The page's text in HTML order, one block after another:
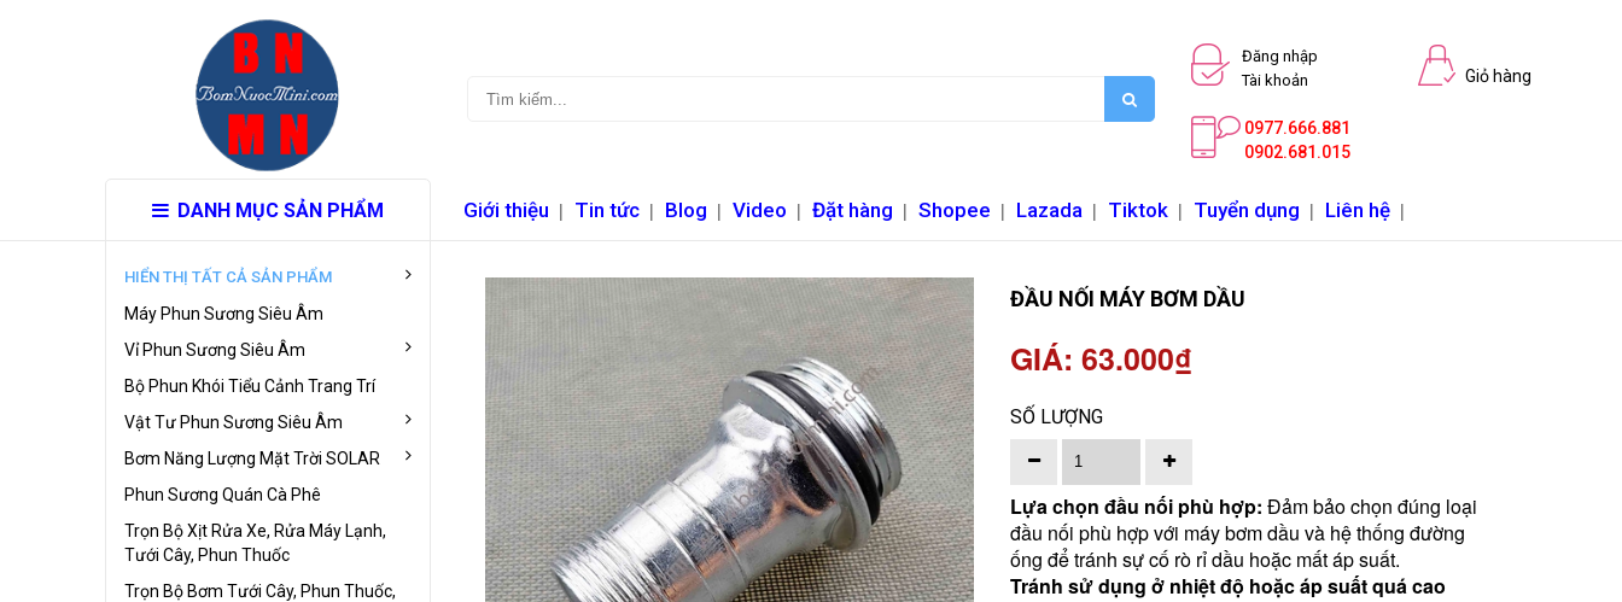
Đăng nhập
Tài khoản
Giỏ hàng
0977.666.881
0902.681.015
DANH MỤC SẢN PHẨM Giới thiệu | Tin tức | Blog | Video | Đặt hàng | Shopee | Lazada | Tiktok | Tuyển dụng | Liên hệ |
HIỂN THỊ TẤT CẢ SẢN PHẨM
Máy Phun Sương Siêu Âm
Vỉ Phun Sương Siêu Âm
Bộ Phun Khói Tiểu Cảnh Trang Trí
Vật Tư Phun Sương Siêu Âm
Bơm Năng Lượng Mặt Trời SOLAR
Phun Sương Quán Cà Phê
Trọn Bộ Xịt Rửa Xe, Rửa Máy Lạnh,
Tưới Cây, Phun Thuốc
Trọn Bộ Bơm Tưới Cây, Phun Thuốc,
ĐẦU NỐI MÁY BƠM DẦU
GIÁ: 63.000₫
SỐ LƯỢNG
Lựa chọn đầu nối phù hợp: Đảm bảo chọn đúng loại
đầu nối phù hợp với máy bơm dầu và hệ thống đường
ống để tránh sự cố rò rỉ dầu hoặc mất áp suất.
Tránh sử dụng ở nhiệt độ hoặc áp suất quá cao